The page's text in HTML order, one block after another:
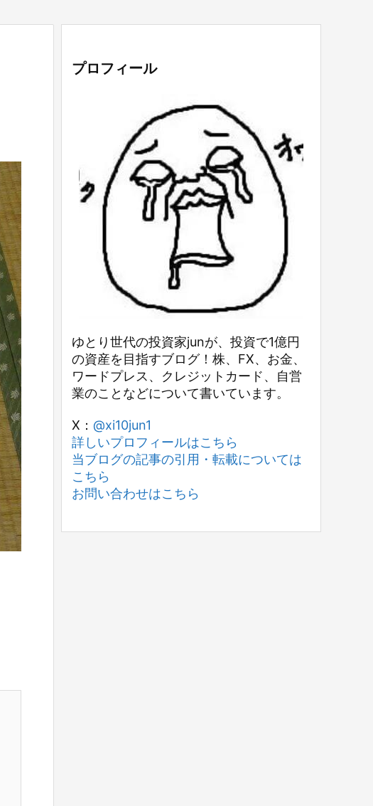
プロフィール
ゆとり世代の投資家junが、投資で1億円
の資産を目指すブログ！株、FX、お金、
ワードプレス、クレジットカード、自営
業のことなどについて書いています。
X： @xi10jun1
詳しいプロフィールはこちら
当ブログの記事の引用・転載については
こちら
お問い合わせはこちら